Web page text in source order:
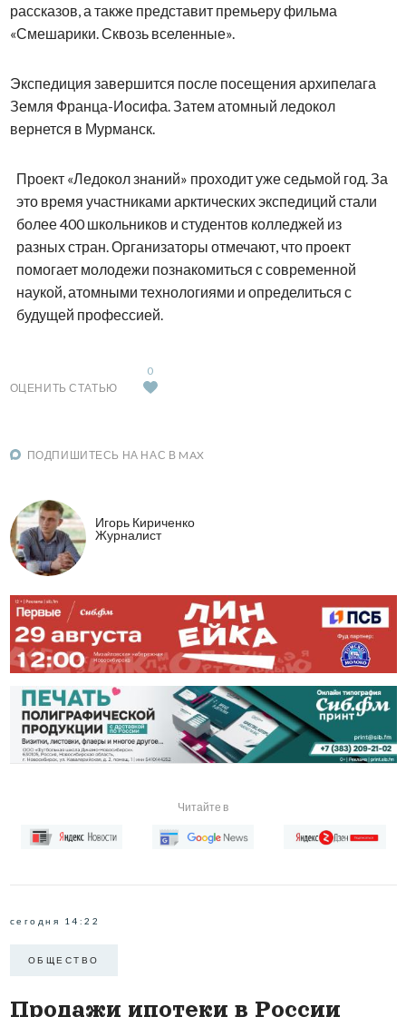
рассказов, а также представит премьеру фильма
«Смешарики. Сквозь вселенные».
Экспедиция завершится после посещения архипелага
Земля Франца-Иосифа. Затем атомный ледокол
вернется в Мурманск.
Проект «Ледокол знаний» проходит уже седьмой год. За
это время участниками арктических экспедиций стали
более 400 школьников и студентов колледжей из
разных стран. Организаторы отмечают, что проект
помогает молодежи познакомиться с современной
наукой, атомными технологиями и определиться с
будущей профессией.
ОЦЕНИТЬ СТАТЬЮ
0
ПОДПИШИТЕСЬ НА НАС В MAX
Игорь Кириченко
Журналист
Читайте в
сегодня 14:22
ОБЩЕСТВО
Продажи ипотеки в России